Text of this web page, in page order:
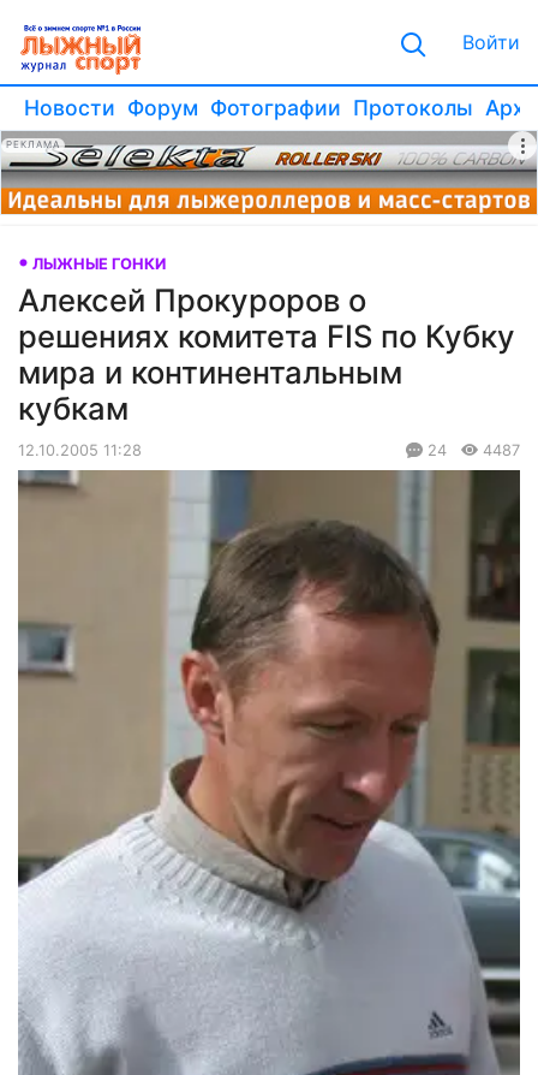
Войти
Новости Форум Фотографии Протоколы
РЕКЛАМА
ЛЫЖНЫЕ ГОНКИ
Алексей Прокуроров о
решениях комитета FIS по Кубку
мира и континентальным
кубкам
12.10.2005 11:28 24 4487